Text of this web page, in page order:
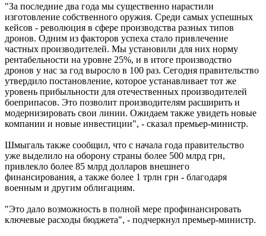
"За последние два года мы существенно нарастили
изготовление собственного оружия. Среди самых успешных
кейсов - революция в сфере производства разных типов
дронов. Одним из факторов успеха стало привлечение
частных производителей. Мы установили для них норму
рентабельности на уровне 25%, и в итоге производство
дронов у нас за год выросло в 100 раз. Сегодня правительство
утвердило постановление, которое устанавливает тот же
уровень прибыльности для отечественных производителей
боеприпасов. Это позволит производителям расширить и
модернизировать свои линии. Ожидаем также увидеть новые
компании и новые инвестиции", - сказал премьер-министр.
Шмыгаль также сообщил, что с начала года правительство
уже выделило на оборону страны более 500 млрд грн,
привлекло более 85 млрд долларов внешнего
финансирования, а также более 1 трлн грн - благодаря
военным и другим облигациям.
"Это дало возможность в полной мере профинансировать
ключевые расходы бюджета", - подчеркнул премьер-министр.